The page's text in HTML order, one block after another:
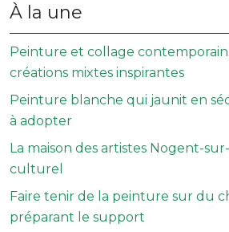
À la une
Peinture et collage
créations mixtes inspirantes
Peinture blanche qui jaunit en
à adopter
La maison des artistes Nogent-
culturel
Faire tenir de la peinture sur du
préparant le support